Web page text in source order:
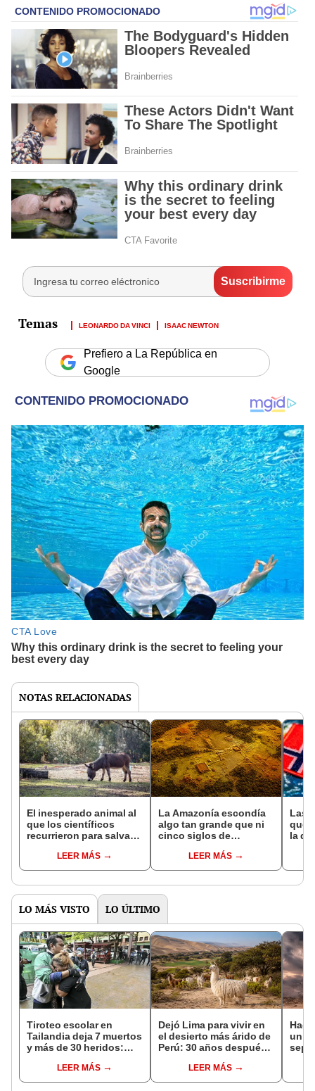
LEONARDO DA VINCI ISAAC NEWTON
Prefiero a La República en
Google
NOTAS RELACIONADAS
El inesperado animal al
que los científicos
recurrieron para salvar
reintroducción de un
asno salvaje está
en un paisaje con más
vida
LEER MÁS
La Amazonía escondía
algo tan grande que ni
cinco siglos de
encontrarlo: el hallazgo
podría cambiar todo lo
pasado
LEER MÁS
Las
que
la de
LO MÁS VISTO LO ÚLTIMO
Tiroteo escolar en
Tailandia deja 7 muertos
y más de 30 heridos:
las víctimas
LEER MÁS
Dejó Lima para vivir en
el desierto más árido de
Perú: 30 años después,
creó un sorprendente
ecosistema
LEER MÁS
un